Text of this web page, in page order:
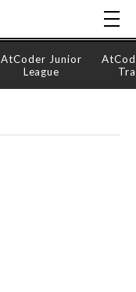
AtCoder Junior
League